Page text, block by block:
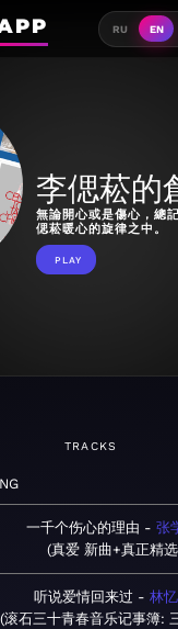
RU EN
李偲菘的
無論開心或是傷心，總
偲菘暖心的旋律之中。
PLAY
TRACKS
一千个伤心的理由
张
真爱 新曲+真正精选
听说爱情回来过
林
滚石三十青春音乐记事簿: